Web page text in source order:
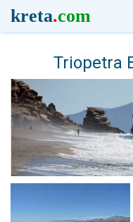
kreta.com
Triopetra